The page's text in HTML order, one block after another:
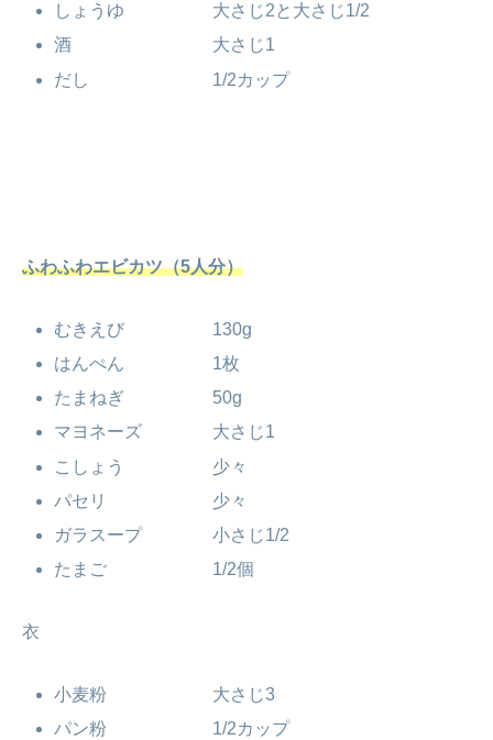
しょうゆ 大さじ2と大さじ1/2
酒 大さじ1
だし 1/2カップ
ふわふわエビカツ（5人分）
むきえび 130g
はんぺん 1枚
たまねぎ 50g
マヨネーズ 大さじ1
こしょう 少々
パセリ 少々
ガラスープ 小さじ1/2
たまご 1/2個
衣
小麦粉 大さじ3
パン粉 1/2カップ